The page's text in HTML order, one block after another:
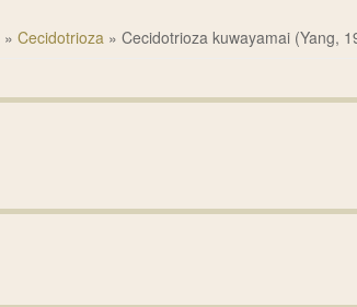
» Cecidotrioza » Cecidotrioza kuwayamai (Yang,